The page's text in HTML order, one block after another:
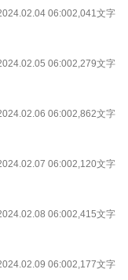
06:002,041文字
06:002,279文字
06:002,862文字
06:002,120文字
06:002,415文字
06:002,177文字